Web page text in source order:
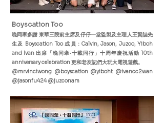
Boyscation Too​
晚同牽多謝 東華三院前主席及仔仔一堂監製及主理人王賢誌先
生及 Boyscation Too 成員 : Calvin, Jason, Juzco, Yiboh
and Ivan 出席「晚同牽‧十載同行」十周年慶祝活動 10th
anniversary celebration 更和老友記們大玩大電視遊戲。
@mrvinciwong @boyscation @yiboht @ivancc2wan
@jasonfu424 @juzconam